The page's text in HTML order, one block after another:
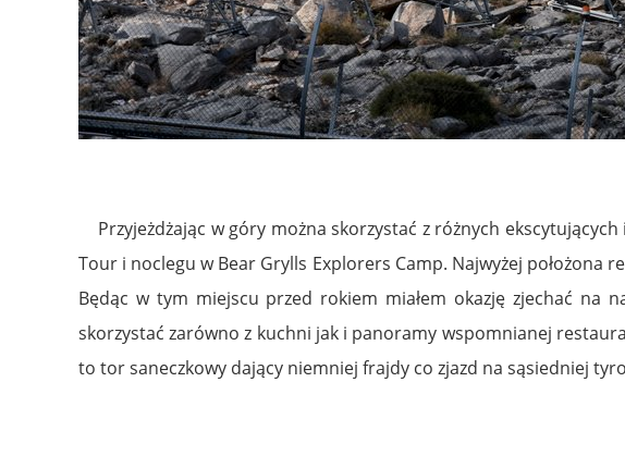
Przyjeżdżając w góry można skorzystać z różnych
Tour i noclegu w Bear Grylls Explorers Camp. Najwyżej położona
Będąc w tym miejscu przed rokiem miałem okazję zjechać na
skorzystać zarówno z kuchni jak i panoramy wspomnianej
to tor saneczkowy dający niemniej frajdy co zjazd na sąsiedniej